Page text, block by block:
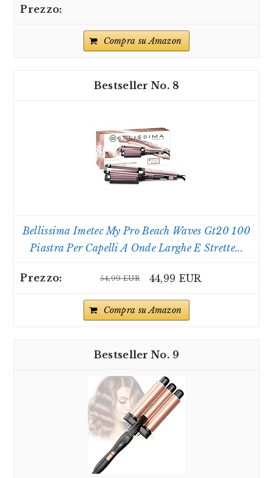
Compra su Amazon
8
Bellissima Imetec My Pro Beach Waves Gt20 100
Piastra Per Capelli A Onde Larghe E Strette...
54,99 EUR 44,99 EUR
Compra su Amazon
9